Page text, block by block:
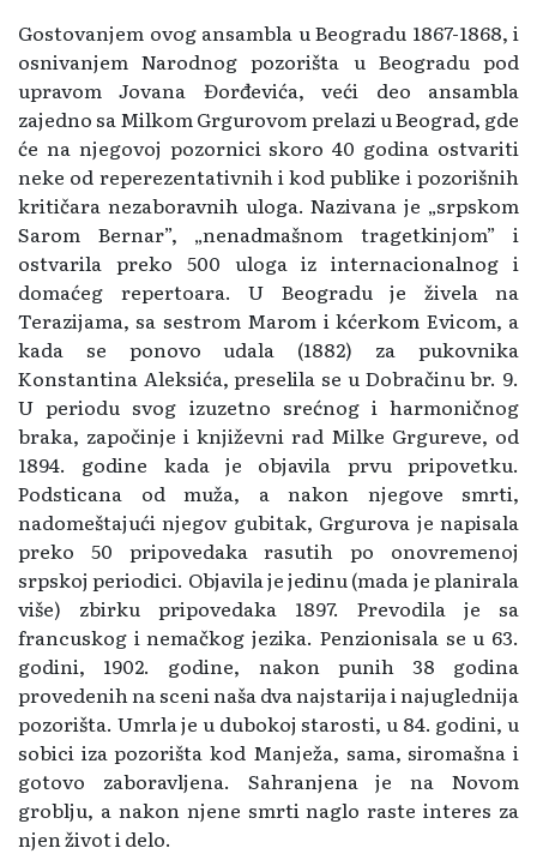
Gostovanjem ovog ansambla u Beogradu 1867-1868, i
osnivanjem Narodnog pozorišta u Beogradu pod
upravom Jovana Đorđevića, veći deo ansambla
zajedno sa Milkom Grgurovom prelazi u Beograd, gde
će na njegovoj pozornici skoro 40 godina ostvariti
neke od reperezentativnih i kod publike i pozorišnih
kritičara nezaboravnih uloga. Nazivana je „srpskom
Sarom Bernar”, „nenadmašnom tragetkinjom” i
ostvarila preko 500 uloga iz internacionalnog i
domaćeg repertoara. U Beogradu je živela na
Terazijama, sa sestrom Marom i kćerkom Evicom, a
kada se ponovo udala (1882) za pukovnika
Konstantina Aleksića, preselila se u Dobračinu br. 9.
U periodu svog izuzetno srećnog i harmoničnog
braka, započinje i književni rad Milke Grgureve, od
1894. godine kada je objavila prvu pripovetku.
Podsticana od muža, a nakon njegove smrti,
nadomeštajući njegov gubitak, Grgurova je napisala
preko 50 pripovedaka rasutih po onovremenoj
srpskoj periodici. Objavila je jedinu (mada je planirala
više) zbirku pripovedaka 1897. Prevodila je sa
francuskog i nemačkog jezika. Penzionisala se u 63.
godini, 1902. godine, nakon punih 38 godina
provedenih na sceni naša dva najstarija i najuglednija
pozorišta. Umrla je u dubokoj starosti, u 84. godini, u
sobici iza pozorišta kod Manježa, sama, siromašna i
gotovo zaboravljena. Sahranjena je na Novom
groblju, a nakon njene smrti naglo raste interes za
njen život i delo.